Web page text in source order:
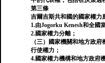
第三條
吉爾吉斯共和國的國家權力
1.由Jogorku Kenesh和全國
2.國家權力分離；
（三）國家機關和地方政
行使權力；
4.國家權力機構和地方政府